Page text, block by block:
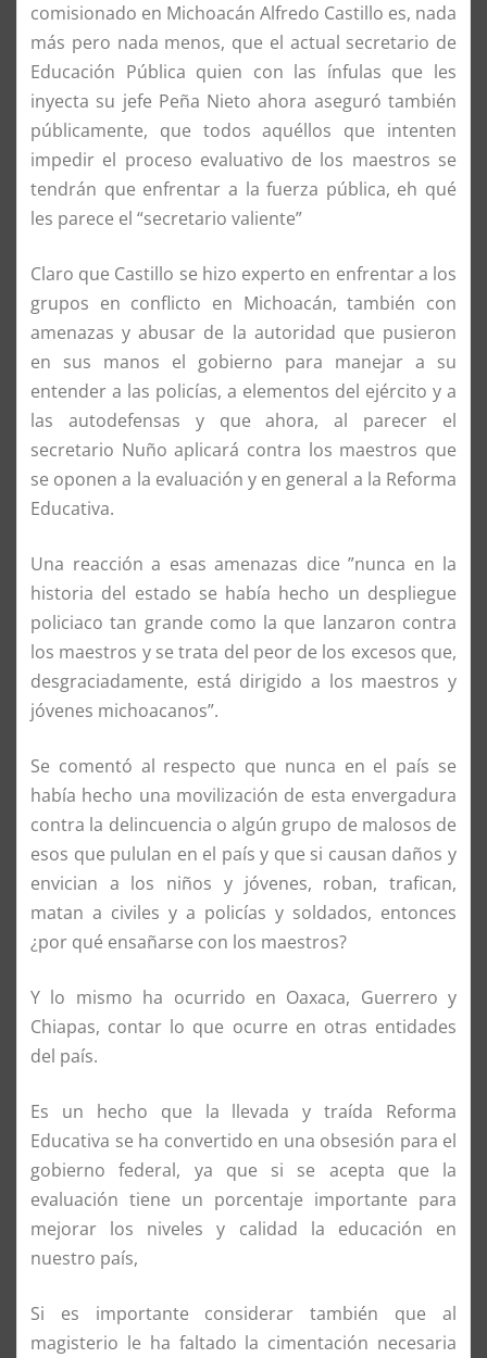
comisionado en Michoacán Alfredo Castillo es, nada
más pero nada menos, que el actual secretario de
Educación Pública quien con las ínfulas que les
inyecta su jefe Peña Nieto ahora aseguró también
públicamente, que todos aquéllos que intenten
impedir el proceso evaluativo de los maestros se
tendrán que enfrentar a la fuerza pública, eh qué
les parece el “secretario valiente”
Claro que Castillo se hizo experto en enfrentar a los
grupos en conflicto en Michoacán, también con
amenazas y abusar de la autoridad que pusieron
en sus manos el gobierno para manejar a su
entender a las policías, a elementos del ejército y a
las autodefensas y que ahora, al parecer el
secretario Nuño aplicará contra los maestros que
se oponen a la evaluación y en general a la Reforma
Educativa.
Una reacción a esas amenazas dice ”nunca en la
historia del estado se había hecho un despliegue
policiaco tan grande como la que lanzaron contra
los maestros y se trata del peor de los excesos que,
desgraciadamente, está dirigido a los maestros y
jóvenes michoacanos”.
Se comentó al respecto que nunca en el país se
había hecho una movilización de esta envergadura
contra la delincuencia o algún grupo de malosos de
esos que pululan en el país y que si causan daños y
envician a los niños y jóvenes, roban, trafican,
matan a civiles y a policías y soldados, entonces
¿por qué ensañarse con los maestros?
Y lo mismo ha ocurrido en Oaxaca, Guerrero y
Chiapas, contar lo que ocurre en otras entidades
del país.
Es un hecho que la llevada y traída Reforma
Educativa se ha convertido en una obsesión para el
gobierno federal, ya que si se acepta que la
evaluación tiene un porcentaje importante para
mejorar los niveles y calidad la educación en
nuestro país,
Si es importante considerar también que al
magisterio le ha faltado la cimentación necesaria